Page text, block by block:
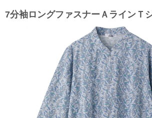
7分袖ロングファスナーＡラインＴ